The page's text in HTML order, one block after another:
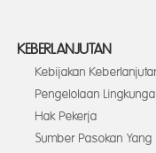
KEBERLANJUTAN
Kebijakan
Pengelolaan
Hak Pekerja
Sumber Pasokan